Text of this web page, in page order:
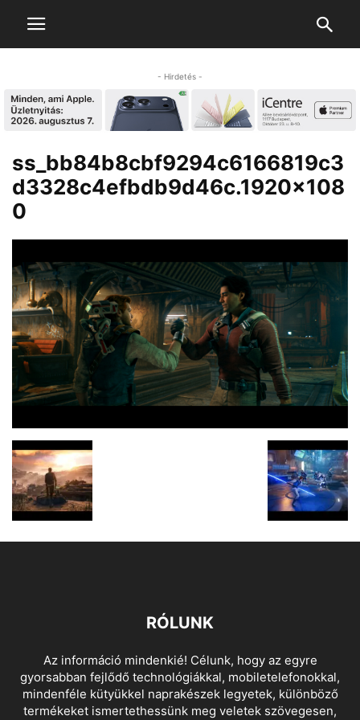
- Hirdetés -
ss_bb84b8cbf9294c6166819c3
d3328c4efbdb9d46c.1920×108
0
RÓLUNK
Az információ mindenkié! Célunk, hogy az egyre
gyorsabban fejlődő technológiákkal, mobiletelefonokkal,
mindenféle kütyükkel naprakészek legyetek, különböző
termékeket ismertethessünk meg veletek szövegesen,